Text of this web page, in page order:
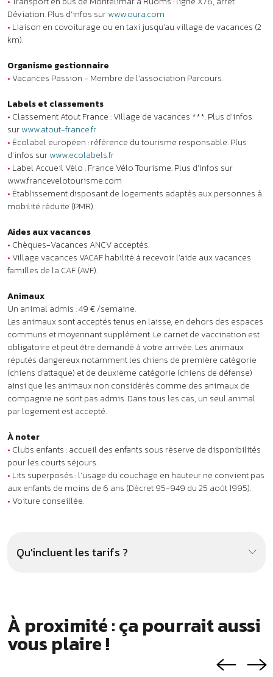
•Label Accueil Vélo : France Vélo Tourisme. Plus d’infos sur
www.francevelotourisme.com
•Établissement disposant de logements adaptés aux personnes à
Aides aux vacances
•Village vacances VACAF habilité à recevoir l’aide aux vacances
familles de la CAF (AVF).
Animaux
Un animal admis : 49 € /semaine.
Les animaux sont acceptés tenus en laisse, en dehors des espaces
communs et moyennant supplément. Le carnet de vaccination est
obligatoire et peut être demandé à votre arrivée. Les animaux
réputés dangereux notamment les chiens de première catégorie
ainsi que les animaux non considérés comme des animaux de
compagnie ne sont pas admis. Dans tous les cas, un seul animal
par logement est accepté.
•Clubs enfants : accueil des enfants sous réserve de disponibilités
pour les courts séjours.
•Lits superposés : l’usage du couchage en hauteur ne convient pas
aux enfants de moins de 6 ans (Décret 95-949 du 25 août 1995).
•Voiture conseillée.
Qu'incluent les tarifs ?
À proximité : ça pourrait aussi
vous plaire !
.
VVF Haute-Loire Les Estables VVF
SAINT-